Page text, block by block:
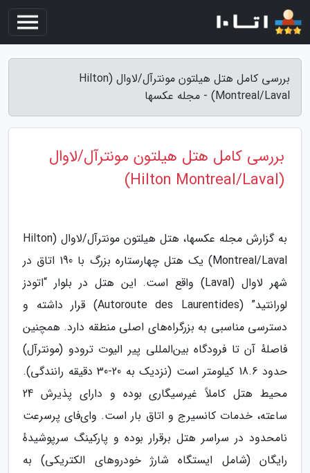
بررسی کامل هتل هیلتون مونترآل/لاوال (Hilton
Montreal/Laval) - مجله عکسها
بررسی کامل هتل هیلتون مونترآل/لاوال
(Hilton Montreal/Laval)
به گزارش مجله عکسها، هتل هیلتون مونترآل/لاوال (Hilton
Montreal/Laval) یک هتل چهارستاره بزرگ با 190 اتاق در
شهر لاوال (Laval) واقع است. این هتل در بلوار “اتودز
لورانتید” (Autoroute des Laurentides) قرار داشته و
دسترسی مناسبی به بزرگراه‌های اصلی منطقه دارد​​. همچنین
فاصلهٔ آن تا فرودگاه بین‌المللی پیر الیوت ترودو (مونترآل)
حدود 18.6 کیلومتر است (نزدیک به 20-30 دقیقه رانندگی)​.
محیط هتل کاملاً غیرسیگاری بوده و دارای پذیرش 24
ساعته، خدمات کانسیرج و اتاق بار است. وای‌فای پرسرعت
نامحدود در سراسر هتل برقرار بوده و پارکینگ سرپوشیدهٔ
رایگان (شامل ایستگاه شارژ خودروهای الکتریکی) به